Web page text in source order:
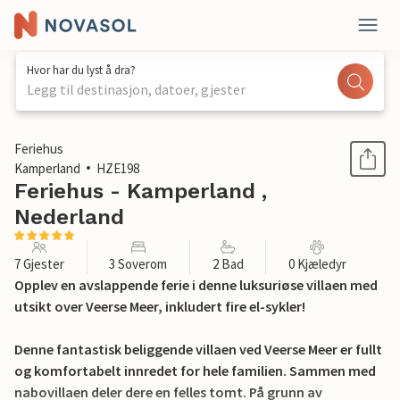
Hvor har du lyst å dra?
Legg til destinasjon, datoer, gjester
1 / 30
Feriehus
Kamperland
HZE198
Feriehus - Kamperland ,
Nederland
7 Gjester 3 Soverom 2 Bad 0 Kjæledyr
Opplev en avslappende ferie i denne luksuriøse villaen med
utsikt over Veerse Meer, inkludert fire el-sykler!
Denne fantastisk beliggende villaen ved Veerse Meer er fullt
og komfortabelt innredet for hele familien. Sammen med
nabovillaen deler dere en felles tomt. På grunn av